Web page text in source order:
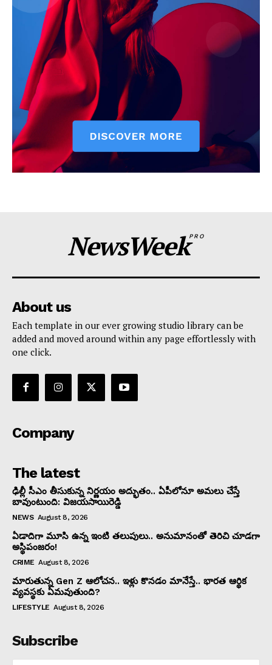
NewsWeekPRO
About us
Each template in our ever growing studio library can be
added and moved around within any page effortlessly with
one click.
Company
The latest
ఢిల్లీ సీఎం తీసుకున్న నిర్ణయం అద్భుతం.. ఏపీలోనూ అమలు చేస్తే
బావుంటుంది: విజయసాయిరెడ్డి
NEWS August 8, 2026
ఏడాదిగా మూసి ఉన్న ఇంటి తలుపులు.. అనుమానంతో తెరిచి చూడగా
అస్థిపంజరం!
CRIME August 8, 2026
మారుతున్న Gen Z ఆలోచన.. ఇళ్లు కొనడం మానేస్తే.. భారత ఆర్థిక
వ్యవస్థకు ఏమవుతుంది?
LIFESTYLE August 8, 2026
Subscribe